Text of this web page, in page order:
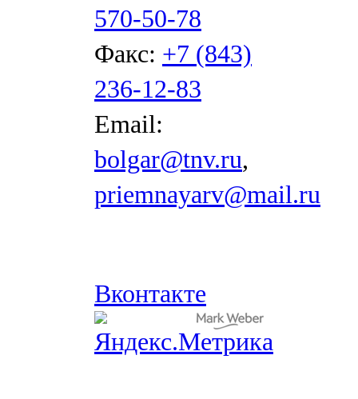
570-50-78
Факс: +7 (843)
236-12-83
Email:
bolgar@tnv.ru,
priemnayarv@mail.ru
Вконтакте